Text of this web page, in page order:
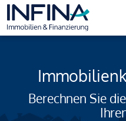
Berechnen Sie